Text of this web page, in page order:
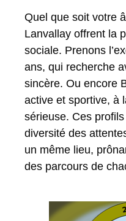
Quel que soit votre
Lanvallay offrent la
sociale. Prenons
ans, qui recherche
sincère. Ou encore
active et sportive, à
sérieuse. Ces
diversité des
un même lieu,
des parcours de